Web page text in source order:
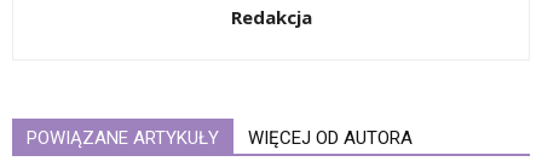
Redakcja
POWIĄZANE ARTYKUŁY WIĘCEJ OD AUTORA